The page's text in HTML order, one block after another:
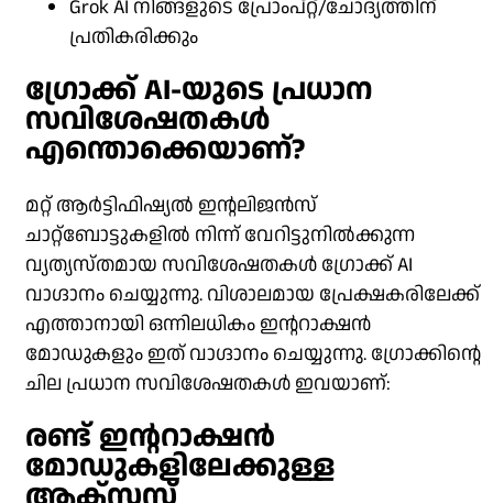
Grok AI നിങ്ങളുടെ പ്രോംപ്റ്റ്/ചോദ്യത്തിന്
പ്രതികരിക്കും
ഗ്രോക്ക് AI-യുടെ പ്രധാന
സവിശേഷതകൾ
എന്തൊക്കെയാണ്?
മറ്റ് ആർട്ടിഫിഷ്യൽ ഇന്റലിജൻസ്
ചാറ്റ്ബോട്ടുകളിൽ നിന്ന് വേറിട്ടുനിൽക്കുന്ന
വ്യത്യസ്തമായ സവിശേഷതകൾ ഗ്രോക്ക് AI
വാഗ്ദാനം ചെയ്യുന്നു. വിശാലമായ പ്രേക്ഷകരിലേക്ക്
എത്താനായി ഒന്നിലധികം ഇന്ററാക്ഷൻ
മോഡുകളും ഇത് വാഗ്ദാനം ചെയ്യുന്നു. ഗ്രോക്കിന്റെ
ചില പ്രധാന സവിശേഷതകൾ ഇവയാണ്:
രണ്ട് ഇന്ററാക്ഷൻ
മോഡുകളിലേക്കുള്ള